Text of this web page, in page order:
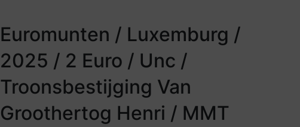
Euromunten / Luxemburg /
2025 / 2 Euro / Unc /
Troonsbestijging Van
Groothertog Henri / MMT